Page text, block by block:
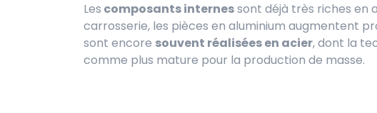
Les composants internessont déjà très riches en
carrosserie, les pièces en aluminium augmentent
sont encore souvent réalisées en acier, dont la
comme plus mature pour la production de masse.